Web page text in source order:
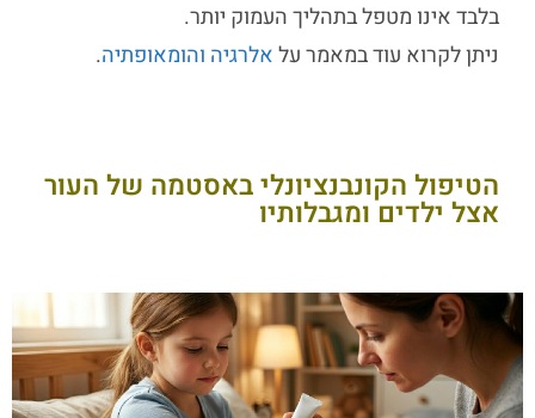
בלבד אינו מטפל בתהליך העמוק יותר.
ניתן לקרוא עוד במאמר עלאלרגיה והומאופתיה.
הטיפול הקונבנציונלי באסטמה של העור
אצל ילדים ומגבלותיו